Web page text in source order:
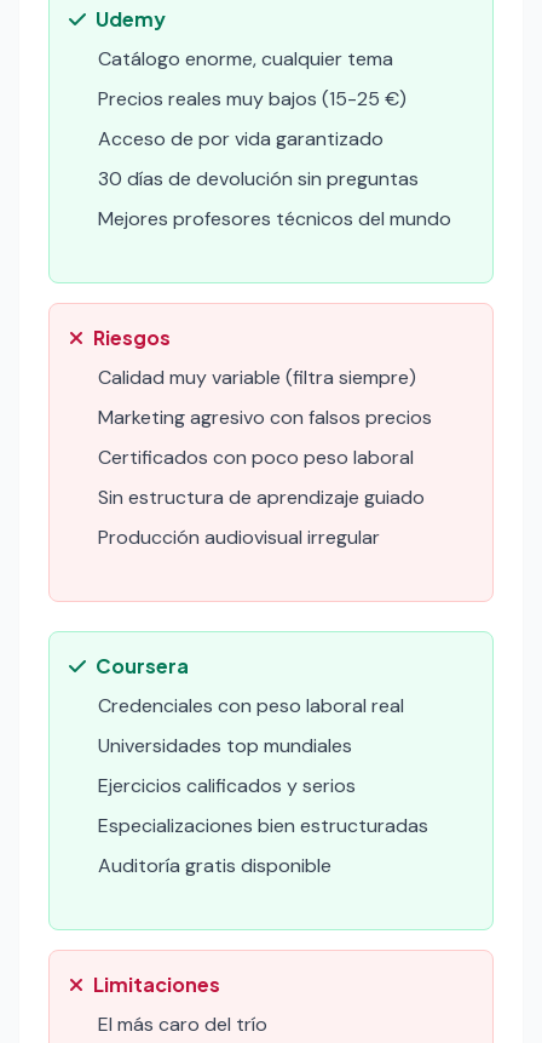
Udemy
Catálogo enorme, cualquier tema
Precios reales muy bajos (15-25 €)
Acceso de por vida garantizado
30 días de devolución sin preguntas
Mejores profesores técnicos del mundo
Riesgos
Calidad muy variable (filtra siempre)
Marketing agresivo con falsos precios
Certificados con poco peso laboral
Sin estructura de aprendizaje guiado
Producción audiovisual irregular
Coursera
Credenciales con peso laboral real
Universidades top mundiales
Ejercicios calificados y serios
Especializaciones bien estructuradas
Auditoría gratis disponible
Limitaciones
El más caro del trío